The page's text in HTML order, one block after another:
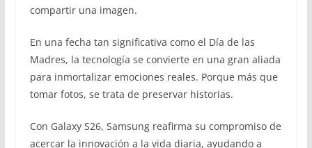
compartir una imagen.
En una fecha tan significativa como el Día de las
Madres, la tecnología se convierte en una gran aliada
para inmortalizar emociones reales. Porque más que
tomar fotos, se trata de preservar historias.
Con Galaxy S26, Samsung reafirma su compromiso de
acercar la innovación a la vida diaria, ayudando a